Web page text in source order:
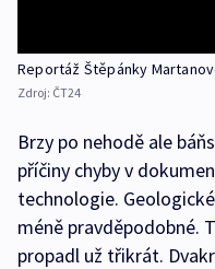
Reportáž Štěpánky
Zdroj: ČT24
Brzy po nehodě ale
příčiny chyby v
technologie.
méně pravděpodobné.
propadl už třikrát.